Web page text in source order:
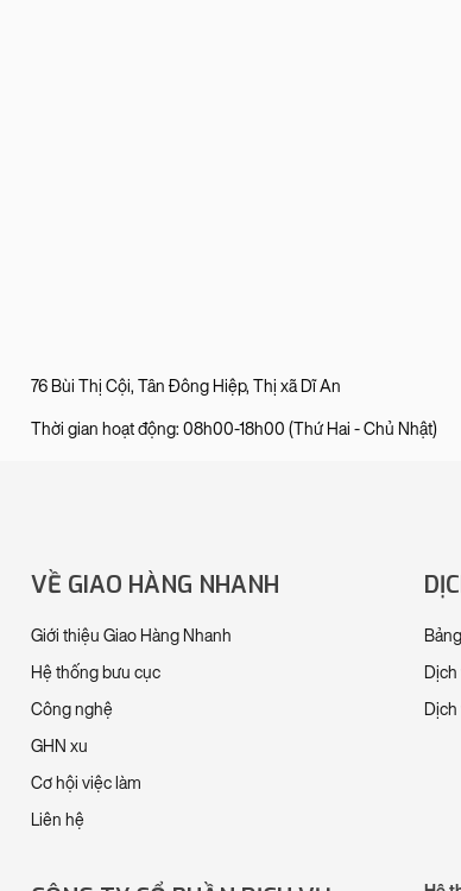
76 Bùi Thị Cội, Tân Đông Hiệp, Thị xã Dĩ An
Thời gian hoạt động: 08h00-18h00 (Thứ Hai - Chủ Nhật)
VỀ GIAO HÀNG NHANH
Giới thiệu Giao Hàng Nhanh
Hệ thống bưu cục
Công nghệ
GHN xu
Cơ hội việc làm
Liên hệ